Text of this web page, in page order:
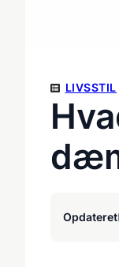
LIVSSTIL
Opdateret